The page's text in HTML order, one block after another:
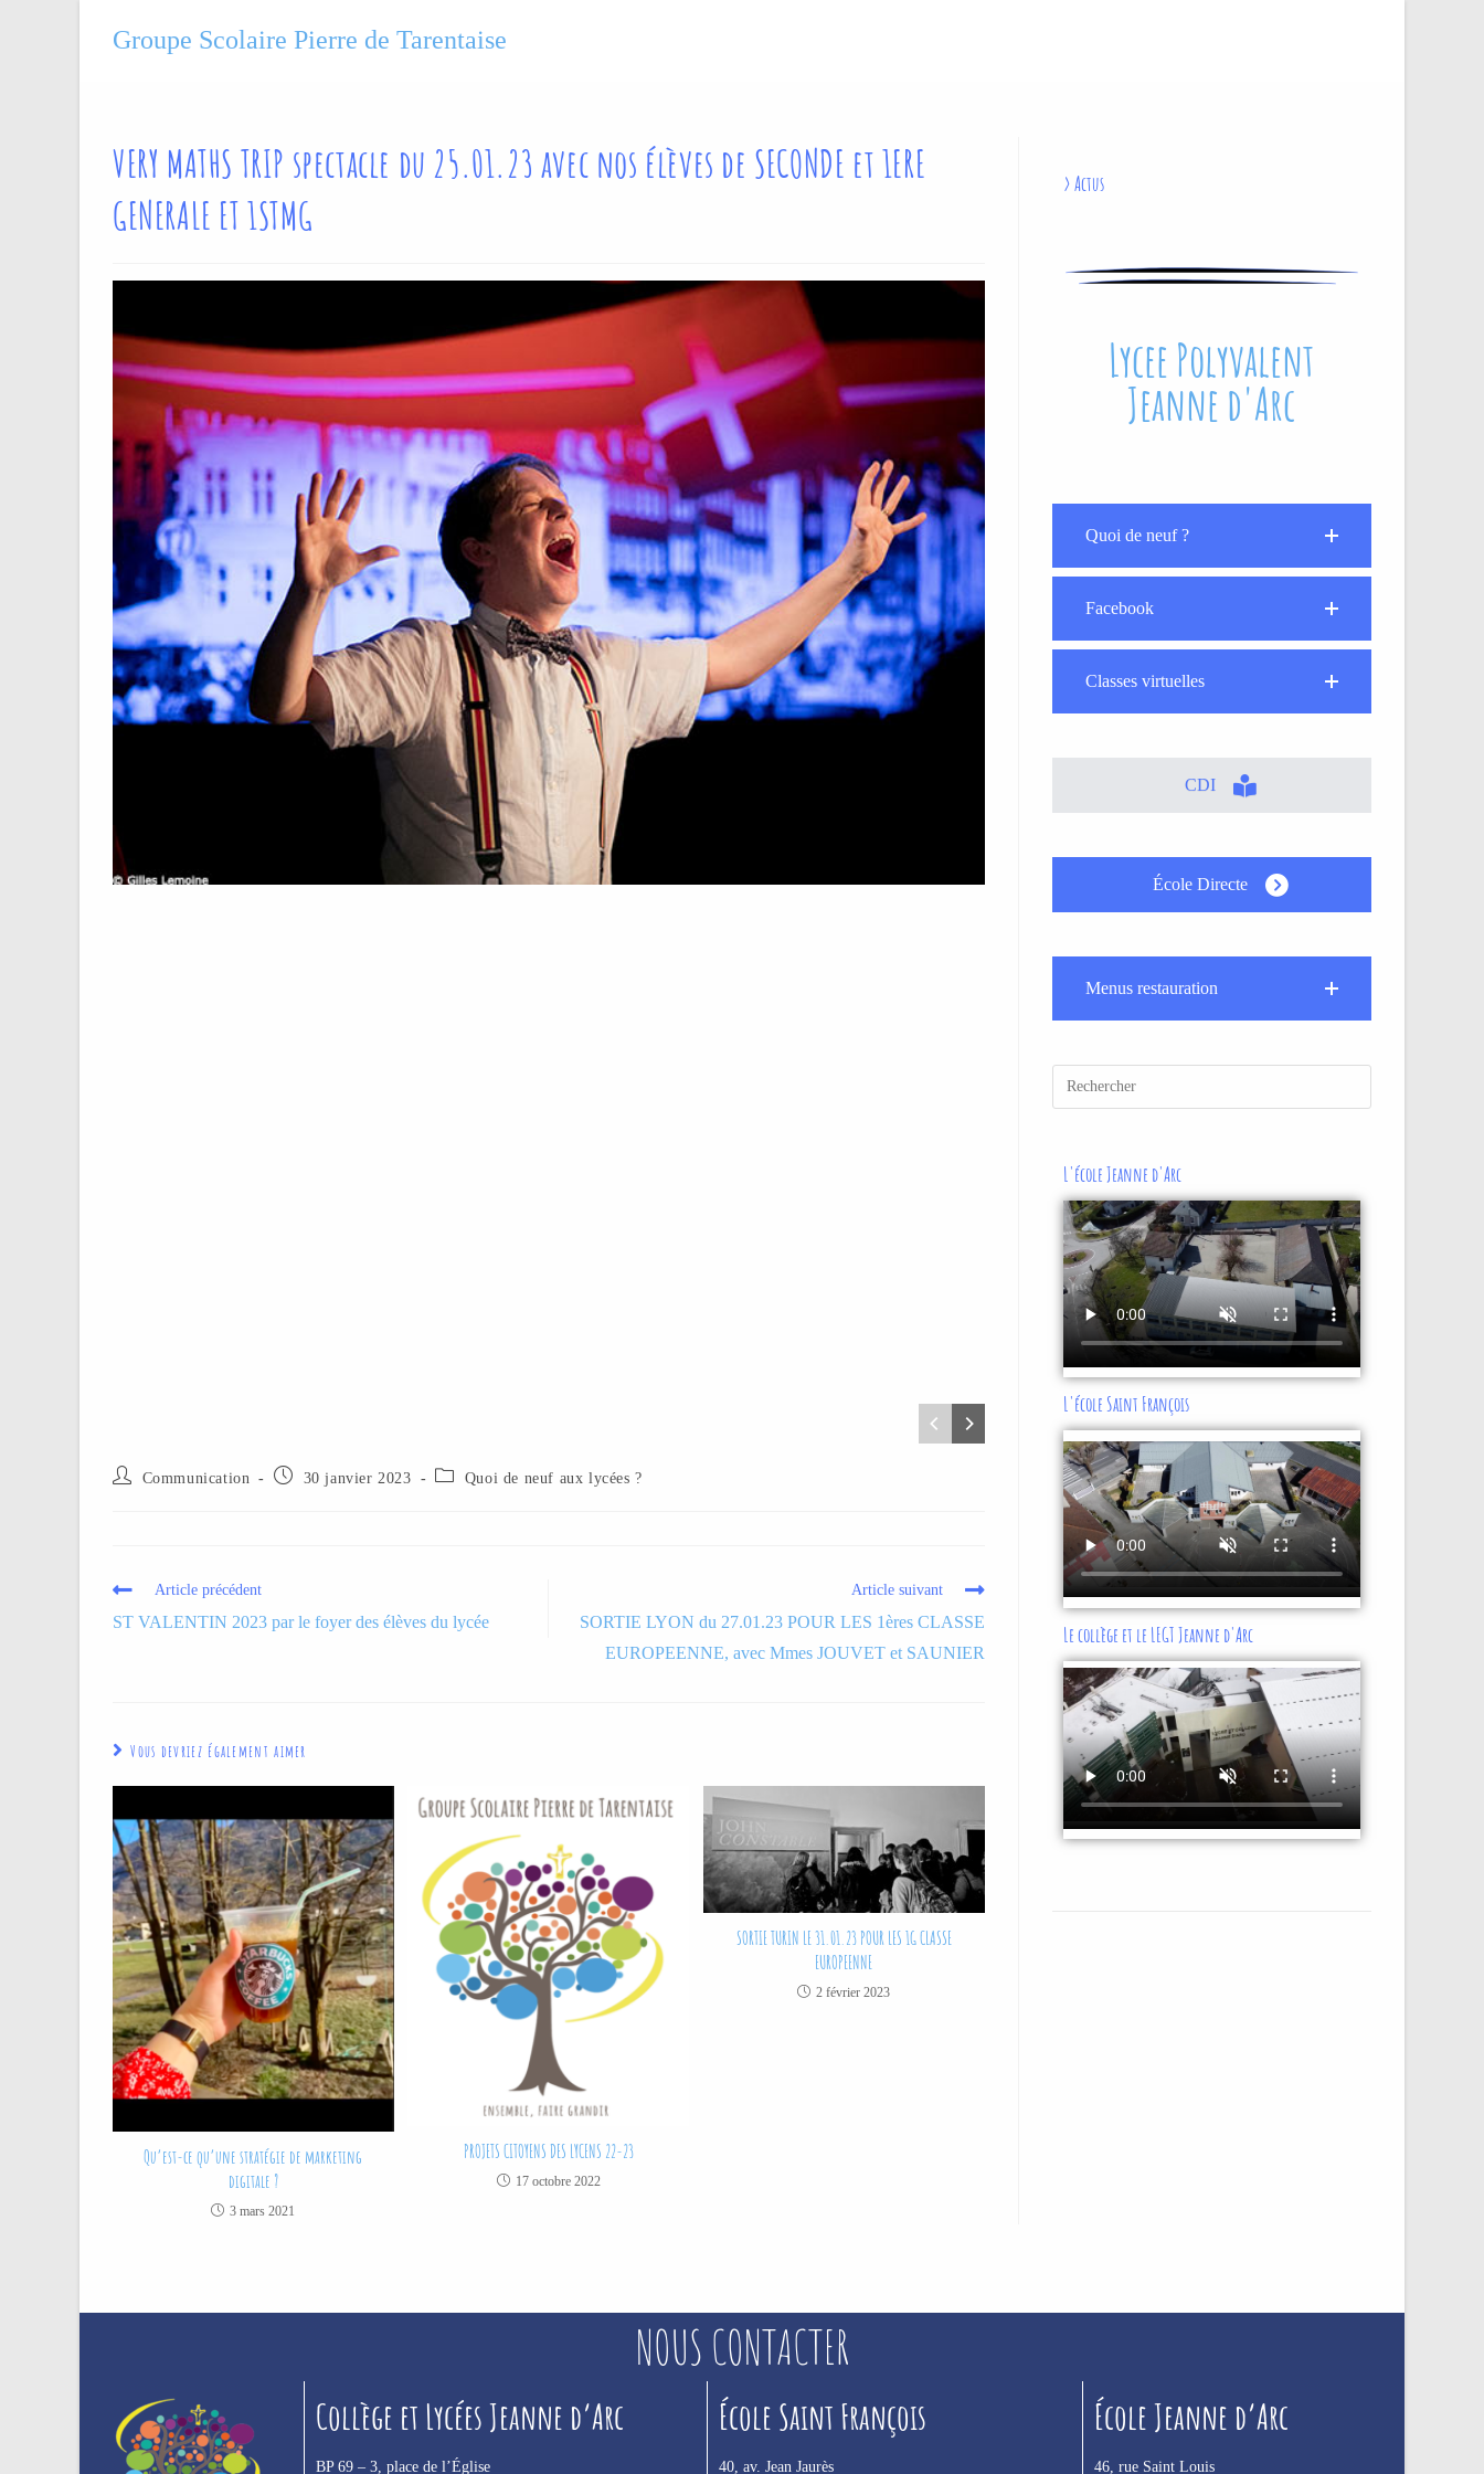
Groupe Scolaire Pierre de Tarentaise
VERY MATHS TRIP spectacle du 25.01.23 avec nos élèves de SECONDE et 1ERE
GENERALE ET 1STMG
Communication 30 janvier 2023 Quoi de neuf aux lycées ?
Article précédent
ST VALENTIN 2023 par le foyer des élèves du lycée
Article suivant
SORTIE LYON du 27.01.23 POUR LES 1ères CLASSE
EUROPEENNE, avec Mmes JOUVET et SAUNIER
Vous devriez également aimer
Qu’est-ce qu’une stratégie de marketing
digitale ?
3 mars 2021
PROJETS CITOYENS DES LYCENS 22-23
17 octobre 2022
SORTIE TURIN LE 31.01.23 POUR LES 1G CLASSE
EUROPEENNE
2 février 2023
>Actus
Lycee Polyvalent
Jeanne d'Arc
Quoi de neuf ?
Facebook
Classes virtuelles
CDI
École Directe
Menus restauration
L'école Jeanne d'Arc
L'école Saint François
Le collège et le LEGT Jeanne d'Arc
NOUS CONTACTER
Collège et Lycées Jeanne d’Arc
BP 69 – 3, place de l’Église
École Saint François
40, av. Jean Jaurès
École Jeanne d’Arc
46, rue Saint Louis